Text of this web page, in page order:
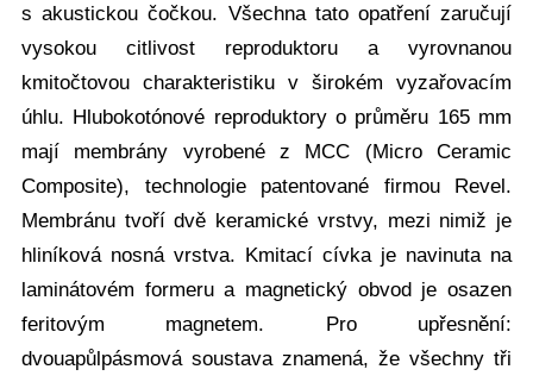
s akustickou čočkou. Všechna tato opatření zaručují
vysokou citlivost reproduktoru a vyrovnanou
kmitočtovou charakteristiku v širokém vyzařovacím
úhlu. Hlubokotónové reproduktory o průměru 165 mm
mají membrány vyrobené z MCC (Micro Ceramic
Composite), technologie patentované firmou Revel.
Membránu tvoří dvě keramické vrstvy, mezi nimiž je
hliníková nosná vrstva. Kmitací cívka je navinuta na
laminátovém formeru a magnetický obvod je osazen
feritovým magnetem. Pro upřesnění:
dvouapůlpásmová soustava znamená, že všechny tři